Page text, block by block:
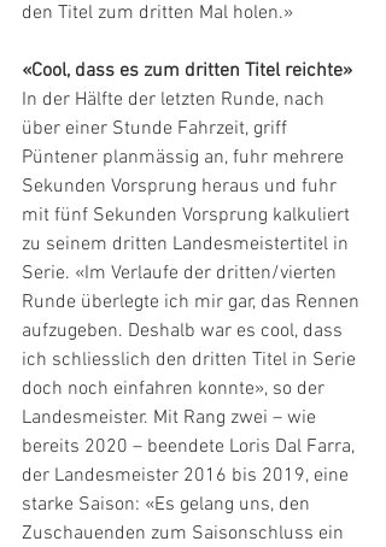
den Titel zum dritten Mal holen.»
«Cool, dass es zum dritten Titel reichte»
In der Hälfte der letzten Runde, nach
über einer Stunde Fahrzeit, griff
Püntener planmässig an, fuhr mehrere
Sekunden Vorsprung heraus und fuhr
mit fünf Sekunden Vorsprung kalkuliert
zu seinem dritten Landesmeistertitel in
Serie. «Im Verlaufe der dritten/vierten
Runde überlegte ich mir gar, das Rennen
aufzugeben. Deshalb war es cool, dass
ich schliesslich den dritten Titel in Serie
doch noch einfahren konnte», so der
Landesmeister. Mit Rang zwei – wie
bereits 2020 – beendete Loris Dal Farra,
der Landesmeister 2016 bis 2019, eine
starke Saison: «Es gelang uns, den
Zuschauenden zum Saisonschluss ein